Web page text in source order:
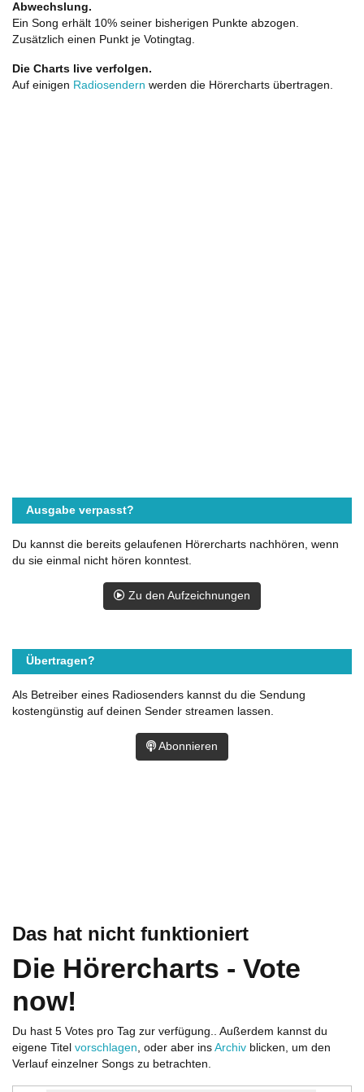
Das hat nicht funktioniert
Die Hörercharts - Vote
now!
Du hast 5 Votes pro Tag zur verfügung.. Außerdem kannst du
eigene Titel vorschlagen, oder aber ins Archiv blicken, um den
Verlauf einzelner Songs zu betrachten.
Abwechslung.
Ein Song erhält 10% seiner bisherigen Punkte abzogen.
Zusätzlich einen Punkt je Votingtag.
Die Charts live verfolgen.
Auf einigen Radiosendern werden die Hörercharts übertragen.
Ausgabe verpasst?
Du kannst die bereits gelaufenen Hörercharts nachhören, wenn
du sie einmal nicht hören konntest.
Zu den Aufzeichnungen
Übertragen?
Als Betreiber eines Radiosenders kannst du die Sendung
kostengünstig auf deinen Sender streamen lassen.
Abonnieren